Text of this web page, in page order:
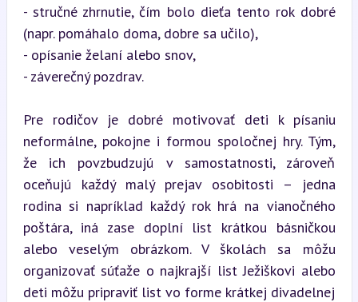
- stručné zhrnutie, čím bolo dieťa tento rok dobré
(napr. pomáhalo doma, dobre sa učilo),
- opísanie želaní alebo snov,
- záverečný pozdrav.
Pre rodičov je dobré motivovať deti k písaniu
neformálne, pokojne i formou spoločnej hry. Tým,
že ich povzbudzujú v samostatnosti, zároveň
oceňujú každý malý prejav osobitosti – jedna
rodina si napríklad každý rok hrá na vianočného
poštára, iná zase doplní list krátkou básničkou
alebo veselým obrázkom. V školách sa môžu
organizovať súťaže o najkrajší list Ježiškovi alebo
deti môžu pripraviť list vo forme krátkej divadelnej